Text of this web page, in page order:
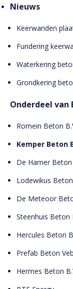
Nieuws
Keerwanden
Fundering
Waterkering
Grondkering
Onderdeel van
Romein Beton
Kemper Beton
De Hamer Beton
Lodewikus Beton
De Meteoor
Steenhuis Beton
Hercules Beton
Prefab Beton
Hermes Beton